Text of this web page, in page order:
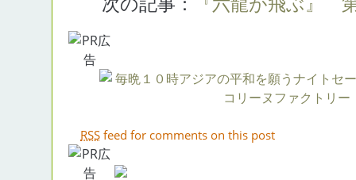
次の記事：
『六龍が飛ぶ』
RSS feed for comments on this post